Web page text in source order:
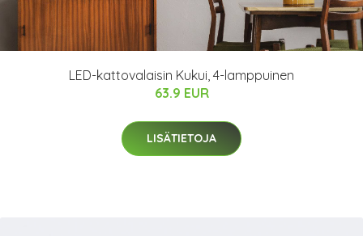
LED-kattovalaisin Kukui, 4-lamppuinen
63.9 EUR
LISÄTIETOJA